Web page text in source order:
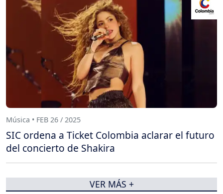
Música • FEB 26 / 2025
SIC ordena a Ticket Colombia aclarar el futuro
del concierto de Shakira
VER MÁS +